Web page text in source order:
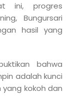
ini, progres
Bungursari
hasil yang
bahwa
adalah kunci
kokoh dan